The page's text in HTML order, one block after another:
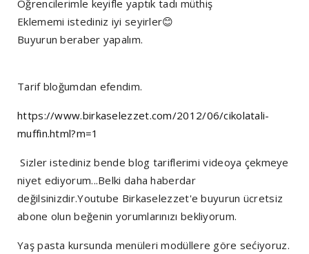
Öğrencilerimle keyifle yaptık tadı müthiş
Eklememi istediniz iyi seyirler😊
Buyurun beraber yapalım.
Tarif bloğumdan efendim.
https://www.birkaselezzet.com/2012/06/cikolatali-
muffin.html?m=1
Sizler istediniz bende blog tariflerimi videoya çekmeye
niyet ediyorum...Belki daha haberdar
değilsinizdir.Youtube Birkaselezzet'e buyurun ücretsiz
abone olun beğenin yorumlarınızı bekliyorum.
Yaş pasta kursunda menüleri modüllere göre sećiyoruz.